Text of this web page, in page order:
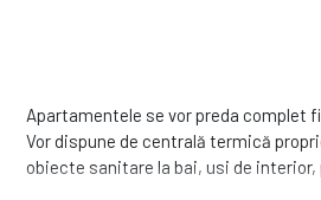
Apartamentele se vor preda complet
Vor dispune de centrală termică
obiecte sanitare la bai, usi de